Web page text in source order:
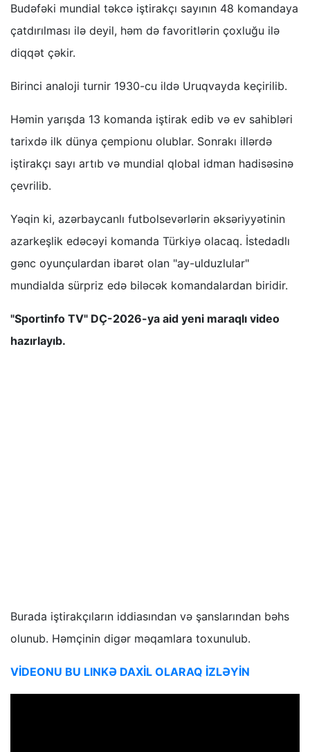
Budəfəki mundial təkcə iştirakçı sayının 48 komandaya
çatdırılması ilə deyil, həm də favoritlərin çoxluğu ilə
diqqət çəkir.
Birinci analoji turnir 1930-cu ildə Uruqvayda keçirilib.
Həmin yarışda 13 komanda iştirak edib və ev sahibləri
tarixdə ilk dünya çempionu olublar. Sonrakı illərdə
iştirakçı sayı artıb və mundial qlobal idman hadisəsinə
çevrilib.
Yəqin ki, azərbaycanlı futbolsevərlərin əksəriyyətinin
azarkeşlik edəcəyi komanda Türkiyə olacaq. İstedadlı
gənc oyunçulardan ibarət olan "ay-ulduzlular"
mundialda sürpriz edə biləcək komandalardan biridir.
"Sportinfo TV" DÇ-2026-ya aid yeni maraqlı video
hazırlayıb.
Burada iştirakçıların iddiasından və şanslarından bəhs
olunub. Həmçinin digər məqamlara toxunulub.
VİDEONU BU LINKƏ DAXİL OLARAQ İZLƏYİN